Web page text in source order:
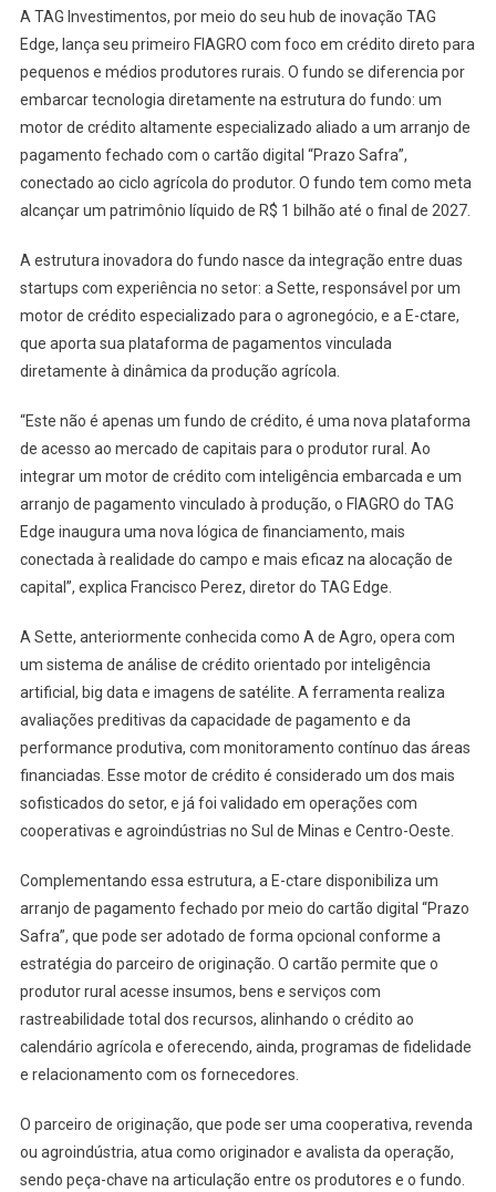
A TAG Investimentos, por meio do seu hub de inovação TAG
Edge, lança seu primeiro FIAGRO com foco em crédito direto para
pequenos e médios produtores rurais. O fundo se diferencia por
embarcar tecnologia diretamente na estrutura do fundo: um
motor de crédito altamente especializado aliado a um arranjo de
pagamento fechado com o cartão digital “Prazo Safra”,
conectado ao ciclo agrícola do produtor. O fundo tem como meta
alcançar um patrimônio líquido de R$ 1 bilhão até o final de 2027.
A estrutura inovadora do fundo nasce da integração entre duas
startups com experiência no setor: a Sette, responsável por um
motor de crédito especializado para o agronegócio, e a E-ctare,
que aporta sua plataforma de pagamentos vinculada
diretamente à dinâmica da produção agrícola.
“Este não é apenas um fundo de crédito, é uma nova plataforma
de acesso ao mercado de capitais para o produtor rural. Ao
integrar um motor de crédito com inteligência embarcada e um
arranjo de pagamento vinculado à produção, o FIAGRO do TAG
Edge inaugura uma nova lógica de financiamento, mais
conectada à realidade do campo e mais eficaz na alocação de
capital”, explica Francisco Perez, diretor do TAG Edge.
A Sette, anteriormente conhecida como A de Agro, opera com
um sistema de análise de crédito orientado por inteligência
artificial, big data e imagens de satélite. A ferramenta realiza
avaliações preditivas da capacidade de pagamento e da
performance produtiva, com monitoramento contínuo das áreas
financiadas. Esse motor de crédito é considerado um dos mais
sofisticados do setor, e já foi validado em operações com
cooperativas e agroindústrias no Sul de Minas e Centro-Oeste.
Complementando essa estrutura, a E-ctare disponibiliza um
arranjo de pagamento fechado por meio do cartão digital “Prazo
Safra”, que pode ser adotado de forma opcional conforme a
estratégia do parceiro de originação. O cartão permite que o
produtor rural acesse insumos, bens e serviços com
rastreabilidade total dos recursos, alinhando o crédito ao
calendário agrícola e oferecendo, ainda, programas de fidelidade
e relacionamento com os fornecedores.
O parceiro de originação, que pode ser uma cooperativa, revenda
ou agroindústria, atua como originador e avalista da operação,
sendo peça-chave na articulação entre os produtores e o fundo.